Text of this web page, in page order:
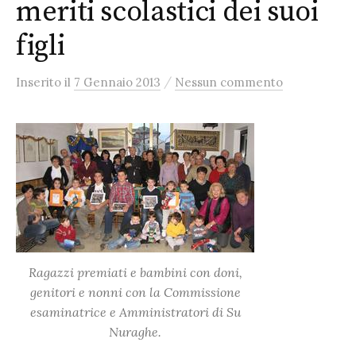
meriti scolastici dei suoi
figli
Inserito il 7 Gennaio 2013 / Nessun commento
Ragazzi premiati e bambini con doni,
genitori e nonni con la Commissione
esaminatrice e Amministratori di Su
Nuraghe.